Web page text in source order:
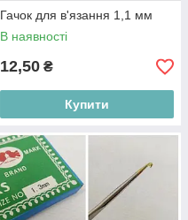
Гачок для в'язання 1,1 мм
В наявності
12,50 ₴
Купити